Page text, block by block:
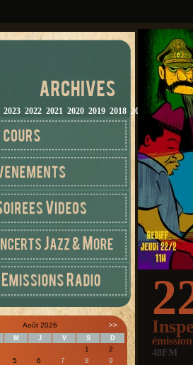
2023 2022 2021 2020 2019 2018 2017 2016 2015
Août 2026 >>
M J V S D
1
2
5 6 7 8
9
48FM